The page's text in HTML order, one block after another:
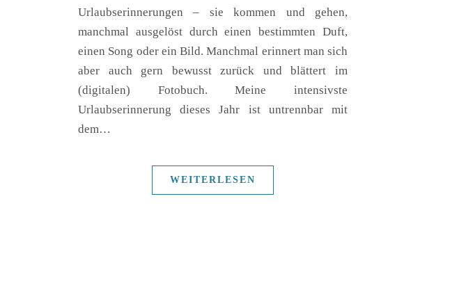
Urlaubserinnerungen – sie kommen und gehen,
manchmal ausgelöst durch einen bestimmten Duft,
einen Song oder ein Bild. Manchmal erinnert man sich
aber auch gern bewusst zurück und blättert im
(digitalen) Fotobuch. Meine intensivste
Urlaubserinnerung dieses Jahr ist untrennbar mit
dem…
WEITERLESEN